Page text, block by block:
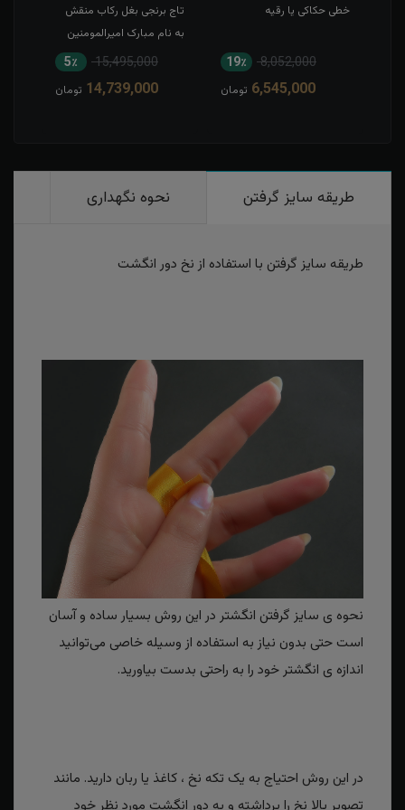
خطی حکاکی یا رقیه
8,052,000 19٪
6,545,000 تومان
تاج برنجی بغل رکاب منقش
به نام مبارک امیرالمومنین
15,495,000 5٪
14,739,000 تومان
طریقه سایز گرفتن نحوه نگهداری
طریقه سایز گرفتن با استفاده از نخ دور انگشت
نحوه ی سایز گرفتن انگشتر در این روش بسیار ساده و آسان
است حتی بدون نیاز به استفاده از وسیله خاصی می‌توانید
اندازه ی انگشتر خود را به راحتی بدست بیاورید.
در این روش احتیاج به یک تکه نخ ، کاغذ یا ربان دارید. مانند